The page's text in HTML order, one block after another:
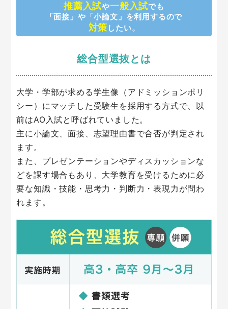
推薦入試や一般入試でも
「面接」や「小論文」を利用するので
対策 したい。
総合型選抜とは
大学・学部が求める学生像（アドミッションポリ
シー）にマッチした受験生を採用する方式で、以
前はAO入試と呼ばれていました。
主に小論文、面接、志望理由書で合否が判定され
ます。
また、プレゼンテーションやディスカッションな
どを課す場合もあり、大学教育を受けるために必
要な知識・技能・思考力・判断力・表現力が問わ
れます。